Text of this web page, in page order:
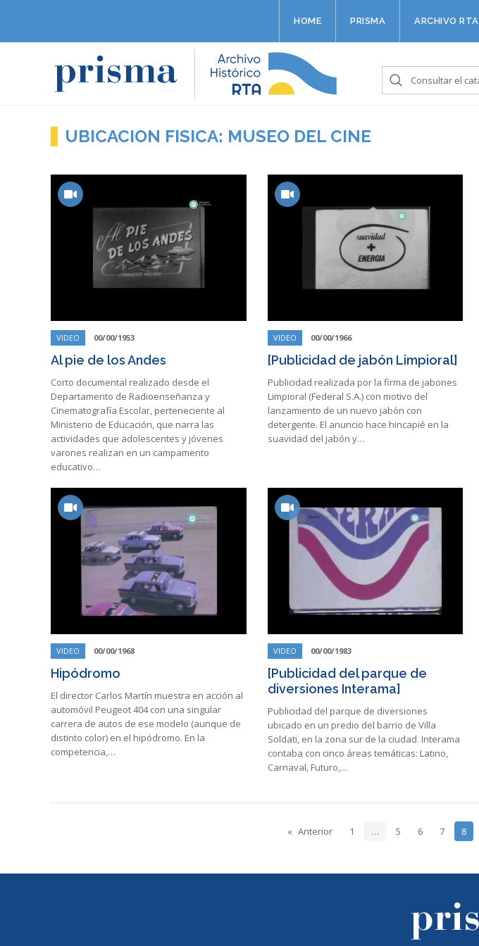
HOME PRISMA ARCHIVO RTA
UBICACION FISICA: MUSEO DEL CINE
VIDEO 00/00/1953
Al pie de los Andes
Corto documental realizado desde el
Departamento de Radioenseñanza y
Cinematografía Escolar, perteneciente al
Ministerio de Educación, que narra las
actividades que adolescentes y jóvenes
varones realizan en un campamento
educativo…
VIDEO 00/00/1966
[Publicidad de jabón Limpioral]
Publicidad realizada por la firma de jabones
Limpioral (Federal S.A.) con motivo del
lanzamiento de un nuevo jabón con
detergente. El anuncio hace hincapié en la
suavidad del jabón y…
VIDEO 00/00/1968
Hipódromo
El director Carlos Martín muestra en acción al
automóvil Peugeot 404 con una singular
carrera de autos de ese modelo (aunque de
distinto color) en el hipódromo. En la
competencia,…
VIDEO 00/00/1983
[Publicidad del parque de
diversiones Interama]
Publicidad del parque de diversiones
ubicado en un predio del barrio de Villa
Soldati, en la zona sur de la ciudad. Interama
contaba con cinco áreas temáticas: Latino,
Carnaval, Futuro,…
Anterior 1 … 5 6 7 8